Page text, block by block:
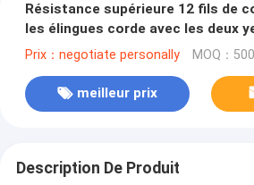
Résistance supérieure 12 fils de
les élingues corde avec les deux
Prix：negotiate personally MOQ：
meilleur prix
Description De Produit